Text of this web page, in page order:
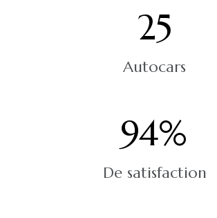
25
Autocars
94%
De satisfaction